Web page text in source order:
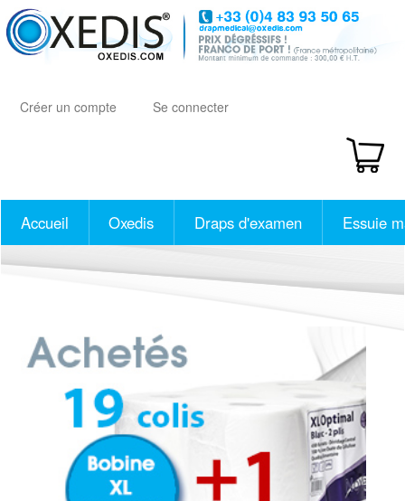
Aller
au
contenu
Créer un compte Se connecter
Accueil Oxedis Draps d'examen Essuie